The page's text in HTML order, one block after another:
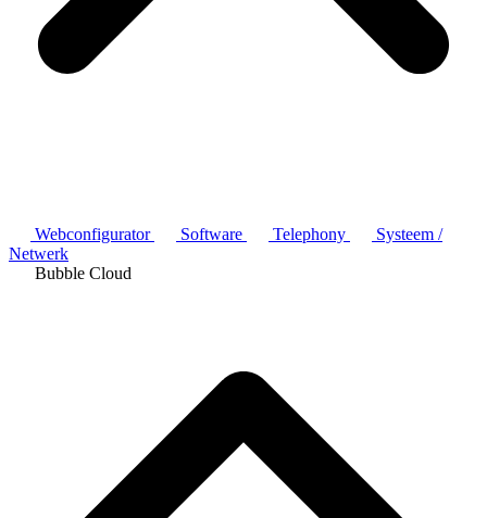
Webconfigurator Software Telephony
Systeem /
Netwerk
Bubble Cloud